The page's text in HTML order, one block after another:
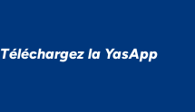
Téléchargez la YasApp